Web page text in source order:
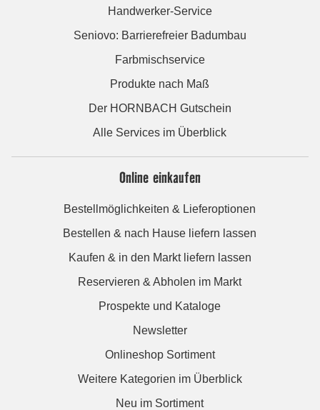
Handwerker-Service
Seniovo: Barrierefreier Badumbau
Farbmischservice
Produkte nach Maß
Der HORNBACH Gutschein
Alle Services im Überblick
Online einkaufen
Bestellmöglichkeiten & Lieferoptionen
Bestellen & nach Hause liefern lassen
Kaufen & in den Markt liefern lassen
Reservieren & Abholen im Markt
Prospekte und Kataloge
Newsletter
Onlineshop Sortiment
Weitere Kategorien im Überblick
Neu im Sortiment